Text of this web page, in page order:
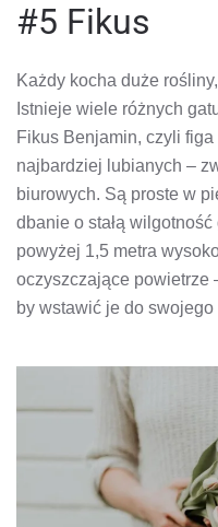
#5 Fikus
Każdy kocha duże
Istnieje wiele różnych
Fikus Benjamin, czyli figa
najbardziej lubianych –
biurowych. Są proste w
dbanie o stałą
powyżej 1,5 metra
oczyszczające powietrze
by wstawić je do swojego